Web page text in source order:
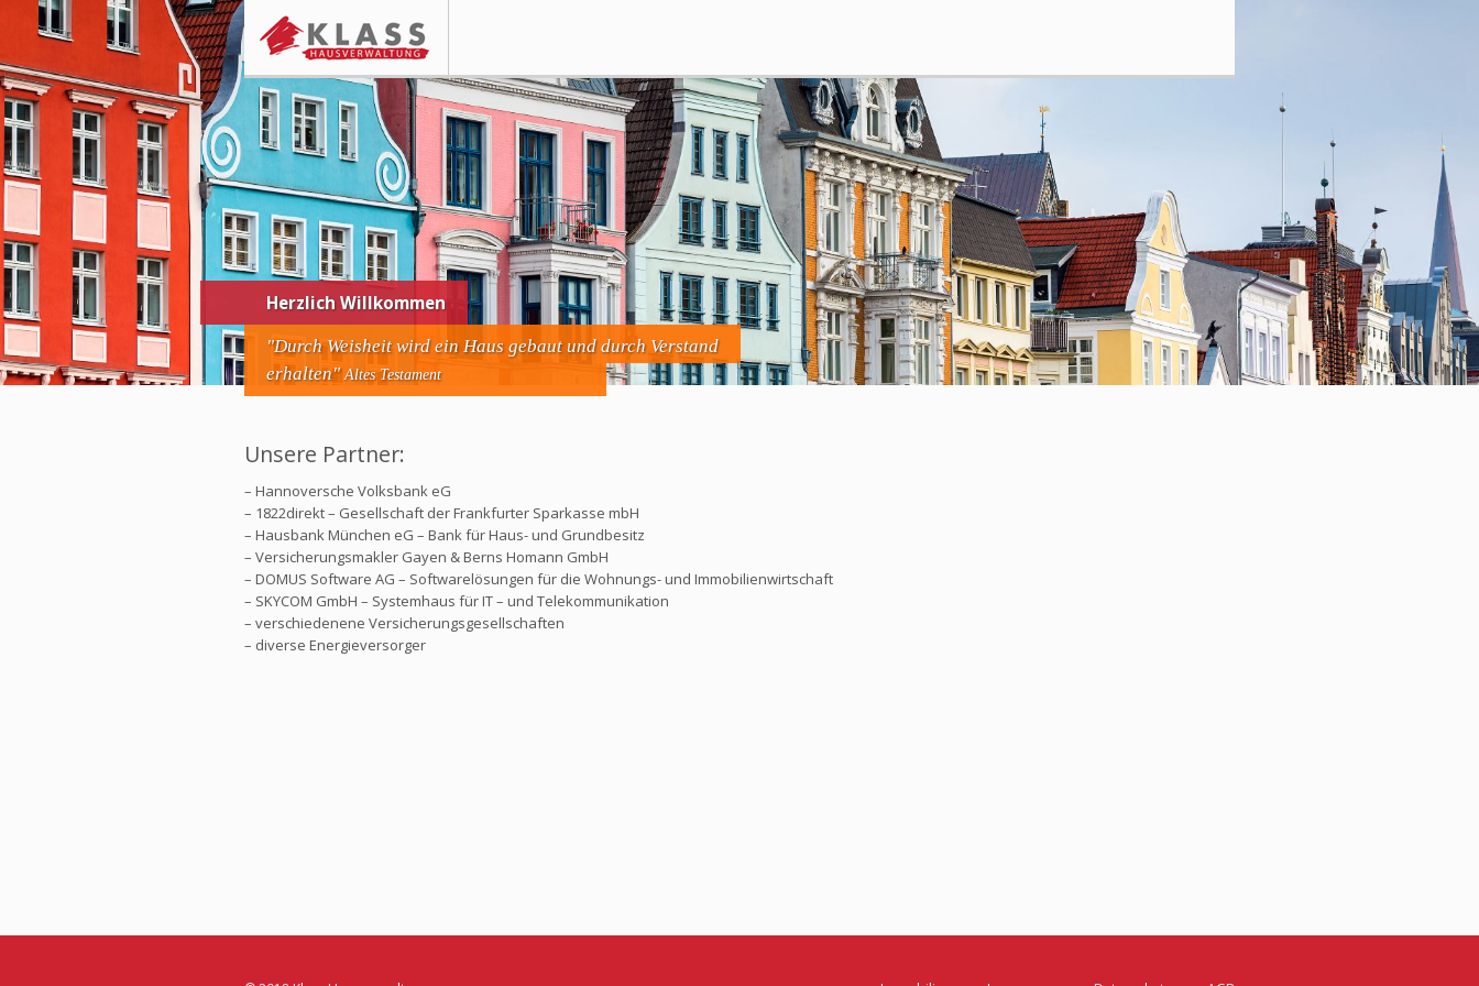
Herzlich Willkommen
"Durch Weisheit wird ein Haus gebaut und durch Verstand
erhalten"Altes Testament
Unsere Partner:
– Hannoversche Volksbank eG
– 1822direkt – Gesellschaft der Frankfurter Sparkasse mbH
– Hausbank München eG – Bank für Haus- und Grundbesitz
– Versicherungsmakler Gayen & Berns Homann GmbH
– DOMUS Software AG – Softwarelösungen für die Wohnungs- und Immobilienwirtschaft
– SKYCOM GmbH – Systemhaus für IT – und Telekommunikation
– verschiedenene Versicherungsgesellschaften
– diverse Energieversorger